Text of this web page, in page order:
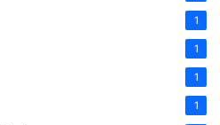
1
1
1
1